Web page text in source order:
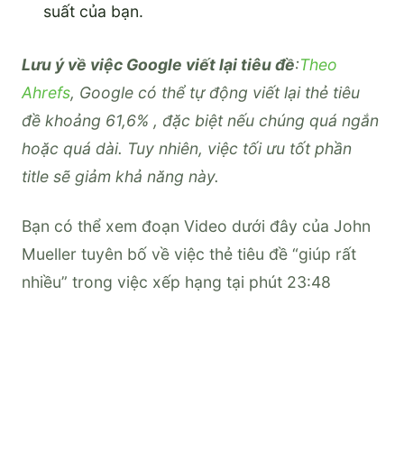
suất của bạn.
Lưu ý về việc Google viết lại tiêu đề:Theo
Ahrefs, Google có thể tự động viết lại thẻ tiêu
đề khoảng 61,6% , đặc biệt nếu chúng quá ngắn
hoặc quá dài. Tuy nhiên, việc tối ưu tốt phần
title sẽ giảm khả năng này.
Bạn có thể xem đoạn Video dưới đây của John
Mueller tuyên bố về việc thẻ tiêu đề “giúp rất
nhiều” trong việc xếp hạng tại phút 23:48